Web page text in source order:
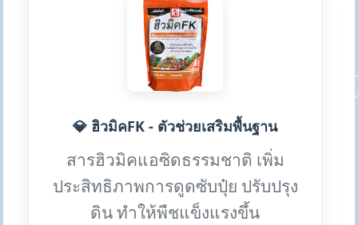
💎 ฮิวมิคFK - ตัวช่วยเสริมพื้นฐาน
สารฮิวมิคแอซิดธรรมชาติ เพิ่ม
ประสิทธิภาพการดูดซับปุ๋ย ปรับปรุง
ดิน ทำให้พืชแข็งแรงขึ้น